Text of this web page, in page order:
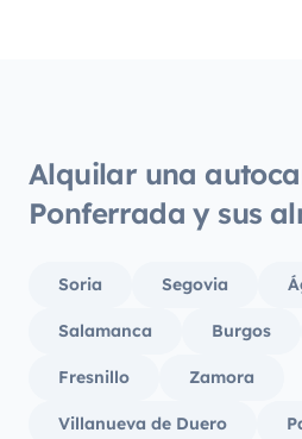
Alquilar una
Ponferrada y sus
Soria Segovia
Salamanca Burgos
Fresnillo Zamora
Villanueva de Duero